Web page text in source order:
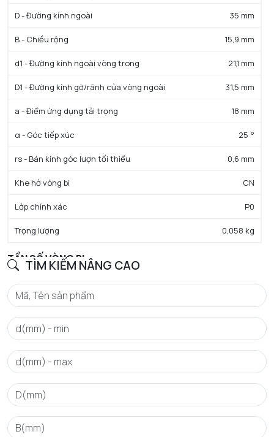
TÌM KIẾM NÂNG CAO
D - Đường kính ngoài 35 mm
B - Chiều rộng 15,9 mm
d1 - Đường kính ngoài vòng trong 21,1 mm
D1 - Đường kính gờ/rãnh của vòng ngoài 31,5 mm
a - Điểm ứng dụng tải trọng 18 mm
α - Góc tiếp xúc 25 °
rs - Bán kính góc lượn tối thiểu 0,6 mm
Khe hở vòng bi CN
Lớp chính xác P0
Trọng lượng 0,058 kg
TẦN SỐ VÒNG BI
BPFO - Tần số vòng ngoài đặc trưng (60 vòng/phút)
3,13
BPFI - Tần số vòng trong đặc trưng (60 vòng/phút)
Hz
FTF - Tần số lồng đặc trưng (60 vòng/phút)
Hz
BSF - Tần số đặc trưng của phần tử lăn (60 vòng/phút)
3,97